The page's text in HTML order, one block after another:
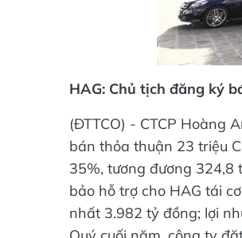
HAG: Chủ tịch đăng ký
(ĐTTCO) - CTCP Hoàng
bán thỏa thuận 23 triệu
35%, tương đương 324,8
bảo hỗ trợ cho HAG tái
nhất 3.982 tỷ đồng; lợi
Quý cuối năm, công ty